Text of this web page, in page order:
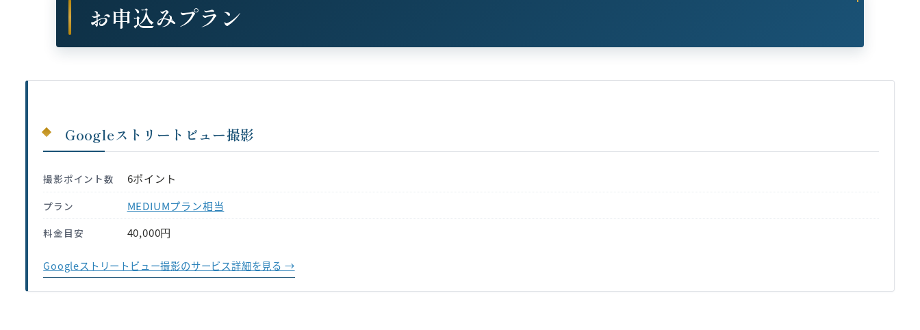
お申込みプラン
Googleストリートビュー撮影
撮影ポイント数 6ポイント
プラン MEDIUMプラン相当
料金目安 40,000円
Googleストリートビュー撮影のサービス詳細を見る →